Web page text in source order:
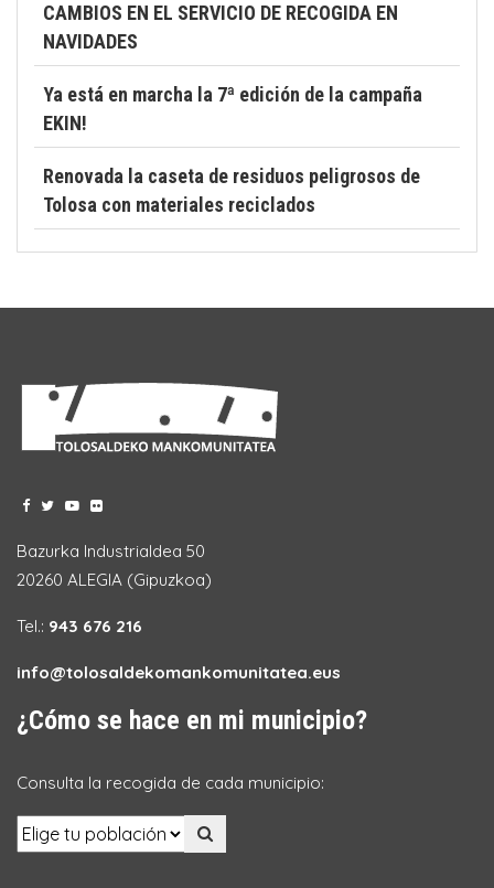
CAMBIOS EN EL SERVICIO DE RECOGIDA EN
NAVIDADES
Ya está en marcha la 7ª edición de la campaña
EKIN!
Renovada la caseta de residuos peligrosos de
Tolosa con materiales reciclados
Bazurka Industrialdea 50
20260 ALEGIA (Gipuzkoa)
Tel.: 943 676 216
info@tolosaldekomankomunitatea.eus
¿Cómo se hace en mi municipio?
Consulta la recogida de cada municipio: